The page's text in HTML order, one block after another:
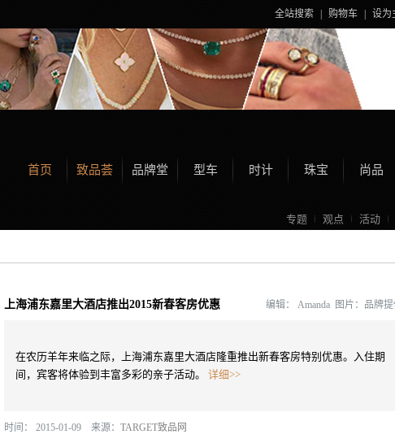
全站搜索 购物车 设为
首页 致品荟 品牌堂 型车 时计 珠宝 尚品
专题 观点 活动
上海浦东嘉里大酒店推出2015新春客房优惠 编辑： Amanda 图片：品牌
在农历羊年来临之际，上海浦东嘉里大酒店隆重推出新春客房特别优惠。入住期
间，宾客将体验到丰富多彩的亲子活动。 详细>>
时间： 2015-01-09 来源： TARGET致品网